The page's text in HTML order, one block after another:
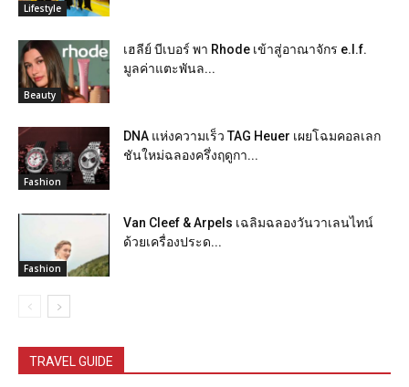
Lifestyle
Beauty
เฮลีย์ บีเบอร์ พา Rhode เข้าสู่อาณาจักร e.l.f.
มูลค่าแตะพันล...
Fashion
DNA แห่งความเร็ว TAG Heuer เผยโฉมคอลเลก
ชันใหม่ฉลองครึ่งฤดูกา...
Fashion
Van Cleef & Arpels เฉลิมฉลองวันวาเลนไทน์
ด้วยเครื่องประด...
TRAVEL GUIDE